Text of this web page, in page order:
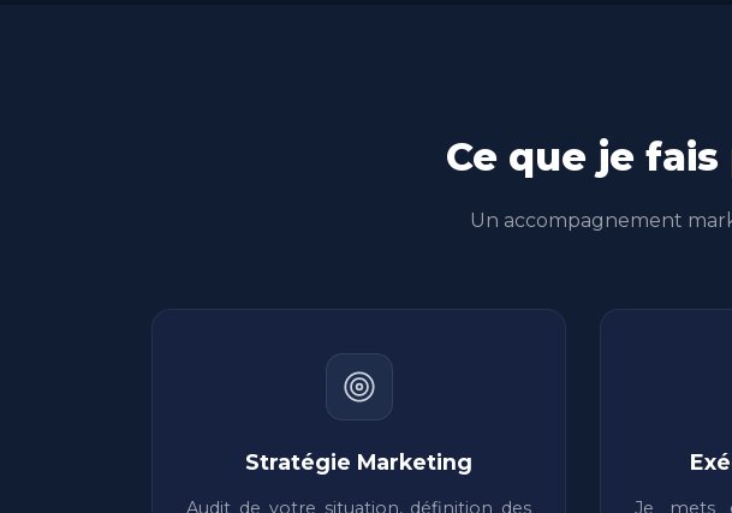
Ce que je
Un accompagnement
Stratégie Marketing
Audit de votre situation, définition des
Je mets